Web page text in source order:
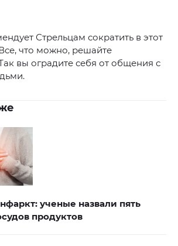
Стрельцам сократить в этот
что можно, решайте
вы оградите себя от общения с
ученые назвали пять
продуктов